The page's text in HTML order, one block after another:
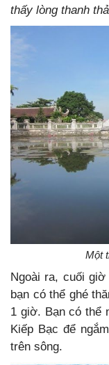
thấy lòng thanh
Một
Ngoài ra, cuối
bạn có thể ghé
1 giờ. Bạn có thể
Kiếp Bạc để
trên sông.